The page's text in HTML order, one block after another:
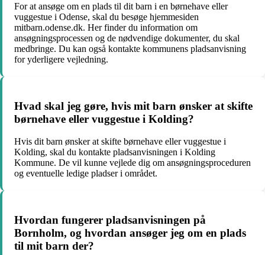
For at ansøge om en plads til dit barn i en børnehave eller
vuggestue i Odense, skal du besøge hjemmesiden
mitbarn.odense.dk. Her finder du information om
ansøgningsprocessen og de nødvendige dokumenter, du skal
medbringe. Du kan også kontakte kommunens pladsanvisning
for yderligere vejledning.
Hvad skal jeg gøre, hvis mit barn ønsker at skifte
børnehave eller vuggestue i Kolding?
Hvis dit barn ønsker at skifte børnehave eller vuggestue i
Kolding, skal du kontakte pladsanvisningen i Kolding
Kommune. De vil kunne vejlede dig om ansøgningsproceduren
og eventuelle ledige pladser i området.
Hvordan fungerer pladsanvisningen på
Bornholm, og hvordan ansøger jeg om en plads
til mit barn der?